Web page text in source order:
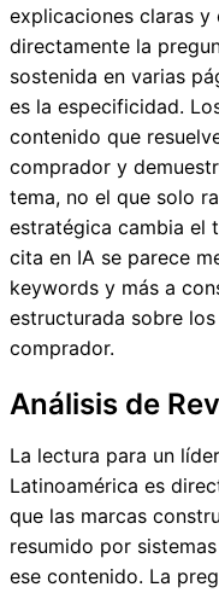
explicaciones claras y
directamente la
sostenida en varias
es la especificidad.
contenido que
comprador y
tema, no el que solo
estratégica cambia el
cita en IA se parece
keywords y más a
estructurada sobre
comprador.
Análisis de
La lectura para un
Latinoamérica es
que las marcas
resumido por
ese contenido. La